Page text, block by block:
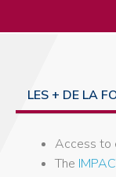
LES + DE LA
Access to
The